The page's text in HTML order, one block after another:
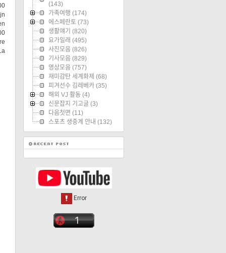
(143)
가족여행 (174)
에스페란토 (73)
생활얘기 (820)
요가일래 (495)
사진모음 (826)
기사모음 (829)
영상모음 (757)
재미감탄 세계화제 (68)
피겨선수 김레베카 (35)
해외 VJ 활동 (4)
신문잡지 기고글 (3)
다음첫면 (11)
스포츠 생중계 안내 (132)